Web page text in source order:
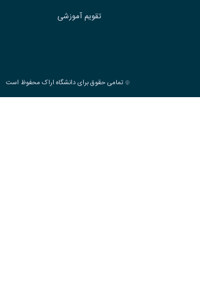
تقویم آموزشی
تمامی حقوق برای دانشگاه اراک محفوظ است